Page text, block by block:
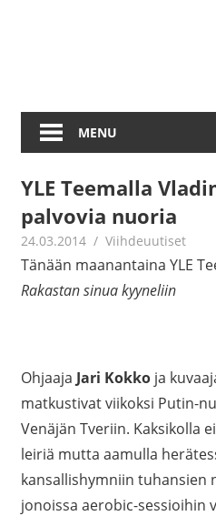
MENU
YLE Teemalla
palvovia nuoria
24.03.2014 mestanet
Viihdeuutiset
Tänään maanantaina YLE
Rakastan sinua kyyneliin
Ohjaaja Jari Kokkoja
matkustivat viikoksi Putin-
Venäjän Tveriin. Kaksikolla
leiriä mutta aamulla
kansallishymniin tuhansien
jonoissa aerobic-sessioihin